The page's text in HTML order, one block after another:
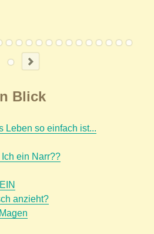
Blick
Leben so einfach ist...
ein Narr??
anzieht?